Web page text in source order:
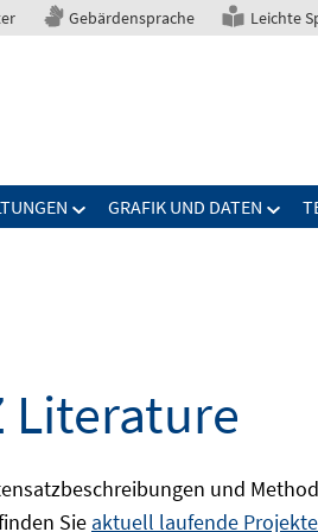
Gebärdensprache Leichte
GRAFIK UND DATEN
Literature
und
Sie aktuell laufende